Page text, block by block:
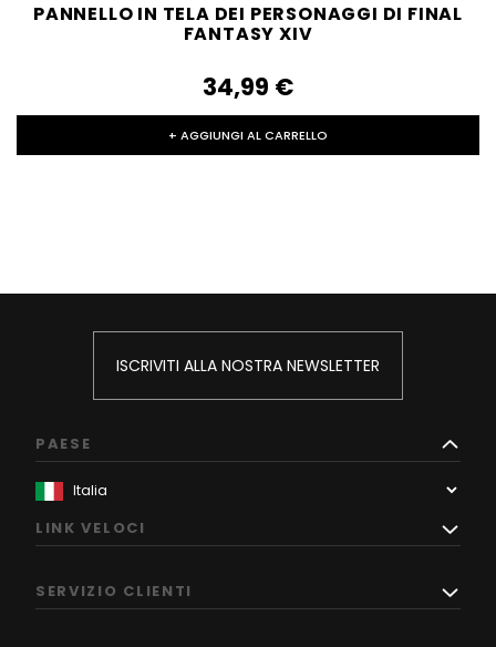
PANNELLO IN TELA DEI PERSONAGGI DI FINAL
FANTASY XIV
34,99‎ ‎€
+ AGGIUNGI AL CARRELLO
ISCRIVITI ALLA NOSTRA NEWSLETTER
PAESE
LINK VELOCI
SERVIZIO CLIENTI